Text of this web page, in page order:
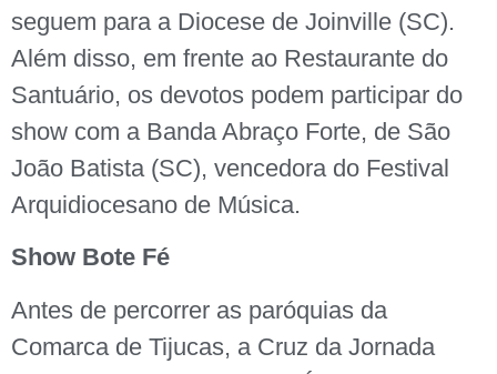
seguem para a Diocese de Joinville (SC).
Além disso, em frente ao Restaurante do
Santuário, os devotos podem participar do
show com a Banda Abraço Forte, de São
João Batista (SC), vencedora do Festival
Arquidiocesano de Música.
Show Bote Fé
Antes de percorrer as paróquias da
Comarca de Tijucas, a Cruz da Jornada